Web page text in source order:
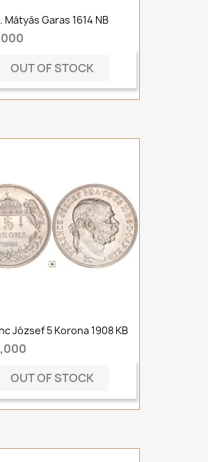
Mátyás Garas 1614 NB
OUT OF STOCK
József 5 Korona 1908 KB
OUT OF STOCK